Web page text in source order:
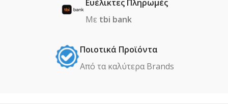
Ευέλικτες Πληρωμές
Με tbi bank
Ποιοτικά Προϊόντα
Από τα καλύτερα Βrands